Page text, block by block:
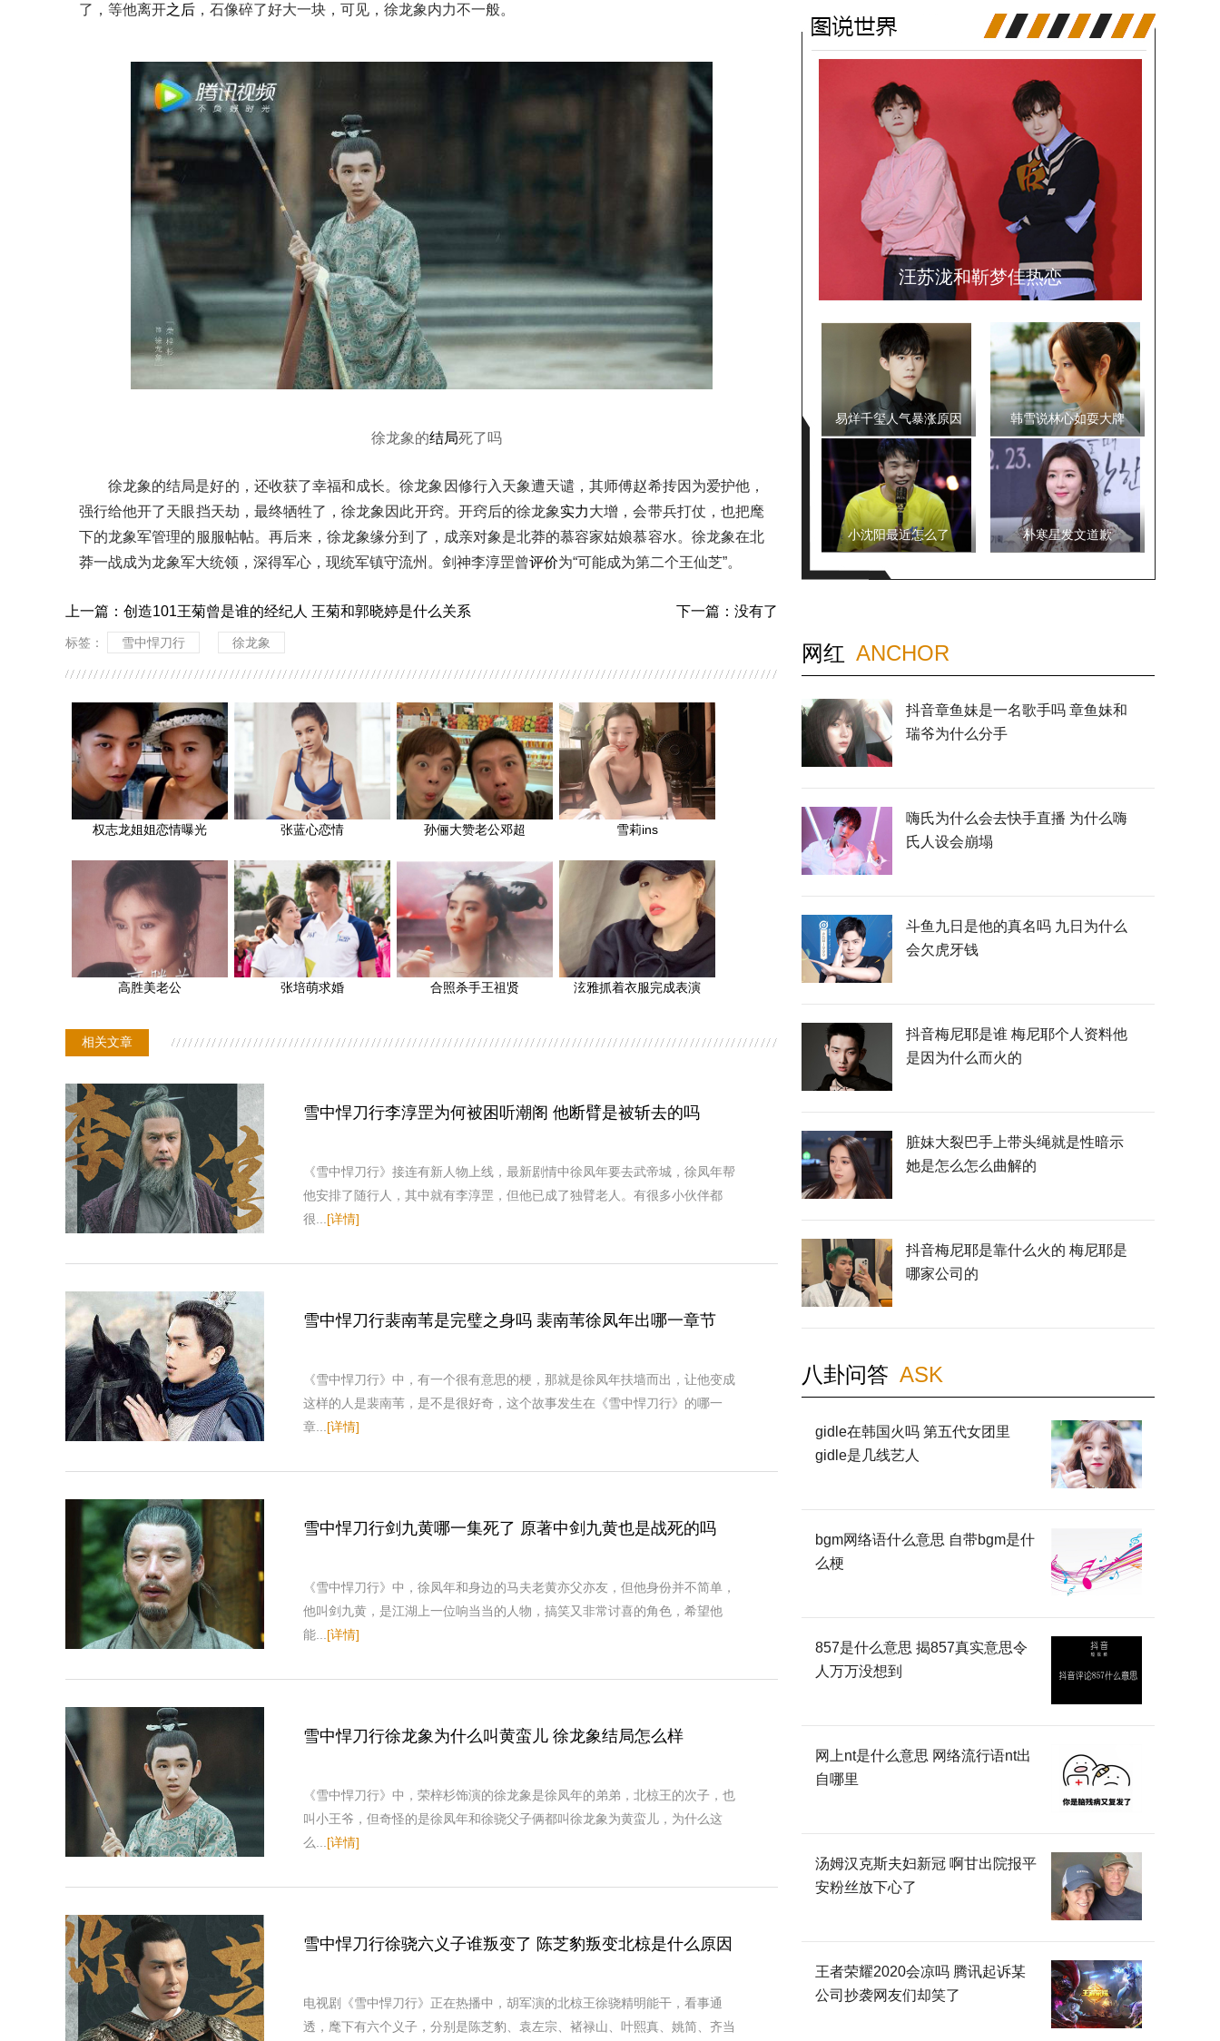
了，等他离开之后 ，石像碎了好大一块，可见，徐龙象内力不一般。
徐龙象的结局死了吗
徐龙象的结局是好的，还收获了幸福和成长。徐龙象因修行入天象遭天谴，其师傅赵希抟因为爱护他，
强行给他开了天眼挡天劫，最终牺牲了，徐龙象因此开窍。开窍后的徐龙象实力大增，会带兵打仗，也把麾
下的龙象军管理的服服帖帖。再后来，徐龙象缘分到了，成亲对象是北莽的慕容家姑娘慕容水。徐龙象在北
莽一战成为龙象军大统领，深得军心，现统军镇守流州。剑神李淳罡曾评价为“可能成为第二个王仙芝”。
上一篇： 创造101王菊曾是谁的经纪人 王菊和郭晓婷是什么关系 下一篇：没有了
标签： 雪中悍刀行 徐龙象
权志龙姐姐恋情曝光 张蓝心恋情 孙俪大赞老公邓超 雪莉ins
高胜美老公 张培萌求婚 合照杀手王祖贤 泫雅抓着衣服完成表演
相关文章
雪中悍刀行李淳罡为何被困听潮阁 他断臂是被斩去的吗
《雪中悍刀行》接连有新人物上线，最新剧情中徐凤年要去武帝城，徐凤年帮
他安排了随行人，其中就有李淳罡，但他已成了独臂老人。有很多小伙伴都
很... [详情]
雪中悍刀行裴南苇是完璧之身吗 裴南苇徐凤年出哪一章节
《雪中悍刀行》中，有一个很有意思的梗，那就是徐凤年扶墙而出，让他变成
这样的人是裴南苇，是不是很好奇，这个故事发生在《雪中悍刀行》的哪一
章... [详情]
雪中悍刀行剑九黄哪一集死了 原著中剑九黄也是战死的吗
《雪中悍刀行》中，徐凤年和身边的马夫老黄亦父亦友，但他身份并不简单，
他叫剑九黄，是江湖上一位响当当的人物，搞笑又非常讨喜的角色，希望他
能... [详情]
雪中悍刀行徐龙象为什么叫黄蛮儿 徐龙象结局怎么样
《雪中悍刀行》中，荣梓杉饰演的徐龙象是徐凤年的弟弟，北椋王的次子，也
叫小王爷，但奇怪的是徐凤年和徐骁父子俩都叫徐龙象为黄蛮儿，为什么这
么... [详情]
雪中悍刀行徐骁六义子谁叛变了 陈芝豹叛变北椋是什么原因
电视剧《雪中悍刀行》正在热播中，胡军演的北椋王徐骁精明能干，看事通
透，麾下有六个义子，分别是陈芝豹、袁左宗、褚禄山、叶熙真、姚简、齐当
汪苏泷和靳梦佳热恋
易烊千玺人气暴涨原因 韩雪说林心如耍大牌
小沈阳最近怎么了 朴寒星发文道歉
网红 ANCHOR
抖音章鱼妹是一名歌手吗 章鱼妹和
瑞爷为什么分手
嗨氏为什么会去快手直播 为什么嗨
氏人设会崩塌
斗鱼九日是他的真名吗 九日为什么
会欠虎牙钱
抖音梅尼耶是谁 梅尼耶个人资料他
是因为什么而火的
脏妹大裂巴手上带头绳就是性暗示
她是怎么怎么曲解的
抖音梅尼耶是靠什么火的 梅尼耶是
哪家公司的
八卦问答 ASK
gidle在韩国火吗 第五代女团里
gidle是几线艺人
bgm网络语什么意思 自带bgm是什
么梗
857是什么意思 揭857真实意思令
人万万没想到
网上nt是什么意思 网络流行语nt出
自哪里
汤姆汉克斯夫妇新冠 啊甘出院报平
安粉丝放下心了
王者荣耀2020会凉吗 腾讯起诉某
公司抄袭网友们却笑了